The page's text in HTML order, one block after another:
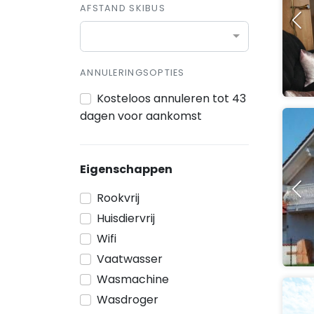
AFSTAND SKIBUS
ANNULERINGSOPTIES
Kosteloos annuleren tot 43
dagen voor aankomst
Eigenschappen
Rookvrij
Huisdiervrij
Wifi
Vaatwasser
Wasmachine
Wasdroger